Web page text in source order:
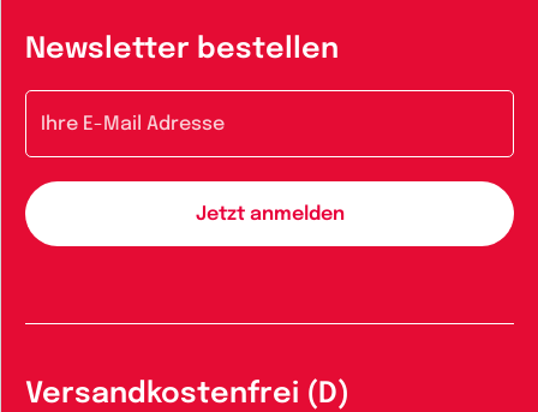
Newsletter bestellen
Versandkostenfrei (D)